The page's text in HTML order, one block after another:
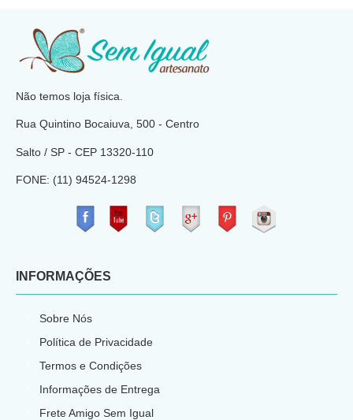
Não temos loja física.
Rua Quintino Bocaiuva, 500 - Centro
Salto / SP - CEP 13320-110
FONE: (11) 94524-1298
INFORMAÇÕES
Sobre Nós
Política de Privacidade
Termos e Condições
Informações de Entrega
Frete Amigo Sem Igual